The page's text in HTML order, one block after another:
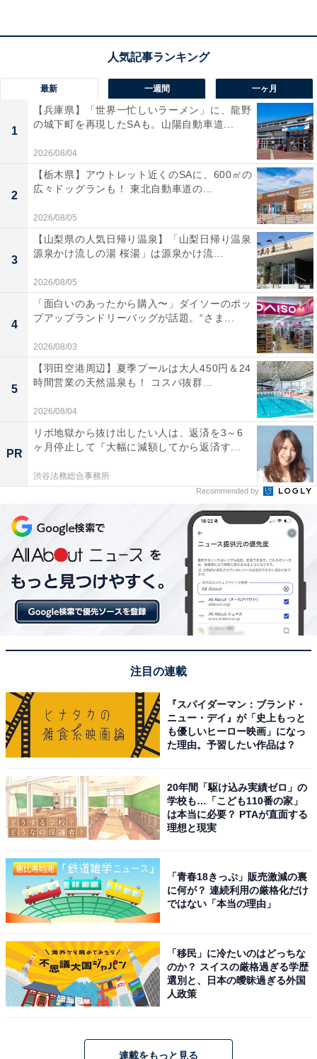
獲得しているのは、Anker Soundcoreのワイヤレスイヤ
で、税込み1万990円となっています。
この商品のおすすめポイントは？
Ankerの「Soundcore AeroFit 2」は、耳をふさがずに音
楽を楽しめる
オープンイヤー型ワイヤレスイヤホンで
す。IP55の防塵防水規格に対応しているため、スポーツ
や雨の日のお出かけでも安心して使えます。最大42時間
の長時間再生やマルチポイント接続も備え、日常のあら
ゆるシーンがさらに快適になりますね！
Anker「Soundcore AeroFit 2」の口コミは？
Anker「Soundcore AeroFit 2」には以下のような口コミ
が寄せられています。
耳をふさがないので圧迫感が全くなく一日中つけて
いても耳が痛くなりません
家事や仕事をしながら音楽を聴いても周囲の音がし
っかり聞こえるので安心です
驚くほどバッテリーが長持ちするので毎日の充電の
手間が省けて非常に快適です
【あわせて買いたい】Anker Soundcoreの人気商
品5選
Anker Soundcore「AeroClip」
最新 一週間 一ヶ月
1
【兵庫県】「世界一忙しいラーメン」に、龍野
の城下町を再現したSAも。山陽自動車道...
2026/08/04
2
【栃木県】アウトレット近くのSAに、600㎡の
広々ドッグランも！ 東北自動車道の...
2026/08/05
3
【山梨県の人気日帰り温泉】「山梨日帰り温泉
源泉かけ流しの湯 桜湯」は源泉かけ流...
2026/08/05
4
「面白いのあったから購入〜」ダイソーのポッ
プアップランドリーバッグが話題。“さま...
2026/08/03
5
【羽田空港周辺】夏季プールは大人450円＆24
時間営業の天然温泉も！ コスパ抜群...
2026/08/04
PR
リボ地獄から抜け出したい人は、返済を3～6
ヶ月停止して『大幅に減額してから返済す...
渋谷法務総合事務所
Recommended by
注目の連載
『スパイダーマン：ブランド・
ニュー・デイ』が「史上もっと
も優しいヒーロー映画」になっ
た理由。予習したい作品は？
20年間「駆け込み実績ゼロ」の
学校も…「こども110番の家」
は本当に必要？ PTAが直面する
理想と現実
「青春18きっぷ」販売激減の裏
に何が？ 連続利用の厳格化だけ
ではない「本当の理由」
「移民」に冷たいのはどっちな
のか？ スイスの厳格過ぎる学歴
選別と、日本の曖昧過ぎる外国
人政策
連載をもっと見る